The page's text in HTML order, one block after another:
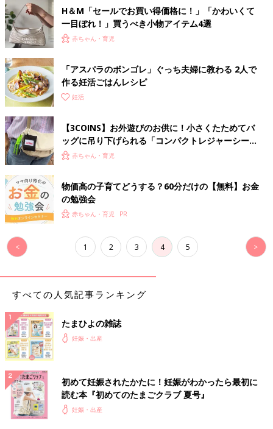
H＆М「セールでお買い得価格に！」「かわいくて
一目ぼれ！」買うべき小物アイテム4選
赤ちゃん・育児
「アスパラのボンゴレ」ぐっち夫婦に教わる 2人で
作る妊活ごはんレシピ
妊活
【3COINS】お外遊びのお供に！小さくたためてバ
ッグに吊り下げられる「コンパクトレジャーシー
ト」赤ちゃん・育児
物価高の子育てどうする？60分だけの【無料】お金
の勉強会
赤ちゃん・育児
< 1 2 3 4 5 >
すべての人気記事ランキング
たまひよの雑誌
妊娠・出産
初めて妊娠されたかたに！妊娠がわかったら最初に
読む本『初めてのたまごクラブ 夏号』
妊娠・出産